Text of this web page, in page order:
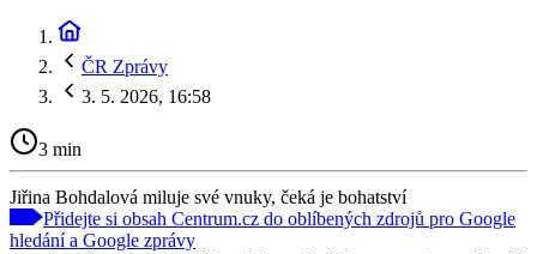
ČR Zprávy
3. 5. 2026, 16:58
3 min
Jiřina Bohdalová miluje své vnuky, čeká je bohatství
Přidejte si obsah Centrum.cz do oblíbených zdrojů pro Google
hledání a Google zprávy